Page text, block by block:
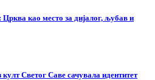
као место за дијалог, љубав и
Светог Саве сачувала идентитет